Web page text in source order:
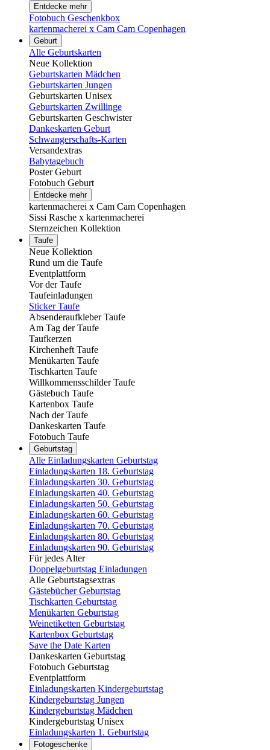
Entdecke mehr
Fotobuch Geschenkbox
kartenmacherei x Cam Cam Copenhagen
Geburt
Alle Geburtskarten
Neue Kollektion
Geburtskarten Mädchen
Geburtskarten Jungen
Geburtskarten Unisex
Geburtskarten Zwillinge
Geburtskarten Geschwister
Dankeskarten Geburt
Schwangerschafts-Karten
Versandextras
Babytagebuch
Poster Geburt
Fotobuch Geburt
Entdecke mehr
kartenmacherei x Cam Cam Copenhagen
Sissi Rasche x kartenmacherei
Sternzeichen Kollektion
Taufe
Neue Kollektion
Rund um die Taufe
Eventplattform
Vor der Taufe
Taufeinladungen
Sticker Taufe
Absenderaufkleber Taufe
Am Tag der Taufe
Taufkerzen
Kirchenheft Taufe
Menükarten Taufe
Tischkarten Taufe
Willkommensschilder Taufe
Gästebuch Taufe
Kartenbox Taufe
Nach der Taufe
Dankeskarten Taufe
Fotobuch Taufe
Geburtstag
Alle Einladungskarten Geburtstag
Einladungskarten 18. Geburtstag
Einladungskarten 30. Geburtstag
Einladungskarten 40. Geburtstag
Einladungskarten 50. Geburtstag
Einladungskarten 60. Geburtstag
Einladungskarten 70. Geburtstag
Einladungskarten 80. Geburtstag
Einladungskarten 90. Geburtstag
Für jedes Alter
Doppelgeburtstag Einladungen
Alle Geburtstagsextras
Gästebücher Geburtstag
Tischkarten Geburtstag
Menükarten Geburtstag
Weinetiketten Geburtstag
Kartenbox Geburtstag
Save the Date Karten
Dankeskarten Geburtstag
Fotobuch Geburtstag
Eventplattform
Einladungskarten Kindergeburtstag
Kindergeburtstag Jungen
Kindergeburtstag Mädchen
Kindergeburtstag Unisex
Einladungskarten 1. Geburtstag
Fotogeschenke